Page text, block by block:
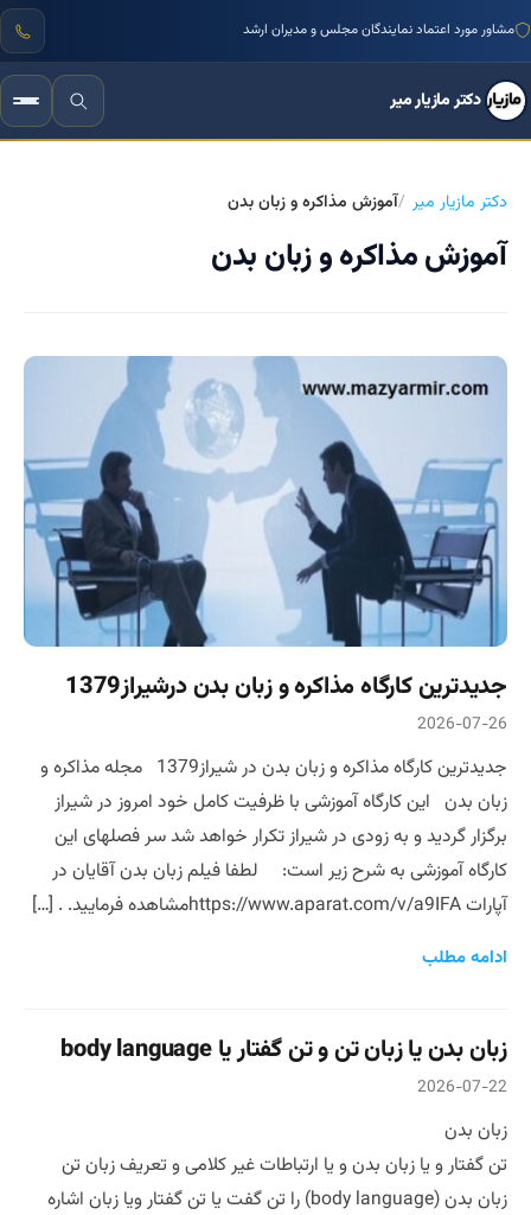
مشاور مورد اعتماد نمایندگان مجلس و مدیران ارشد
دکتر مازیار میر
دکتر مازیار میر آموزش مذاکره و زبان بدن
آموزش مذاکره و زبان بدن
جدیدترین کارگاه مذاکره و زبان بدن درشیراز1379
2026-07-26
جدیدترین کارگاه مذاکره و زبان بدن در شیراز1379 مجله مذاکره و
زبان بدن این کارگاه آموزشی با ظرفیت کامل خود امروز در شیراز
برگزار گردید و به زودی در شیراز تکرار خواهد شد سر فصلهای این
کارگاه آموزشی به شرح زیر است: لطفا فیلم زبان بدن آقایان در
آپارات https://www.aparat.com/v/a9IFAمشاهده فرمایید. . […]
ادامه مطلب
زبان بدن یا زبان تن و تن گفتار یا body language
2026-07-22
زبان بدن
تن گفتار و یا زبان بدن و یا ارتباطات غیر کلامی و تعریف زبان تن
زبان بدن (body language) را تن گفت یا تن گفتار ویا زبان اشاره